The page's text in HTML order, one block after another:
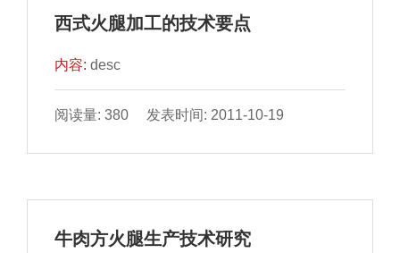
西式火腿加工的技术要点
内容:desc
阅读量: 380 发表时间: 2011-10-19
牛肉方火腿生产技术研究